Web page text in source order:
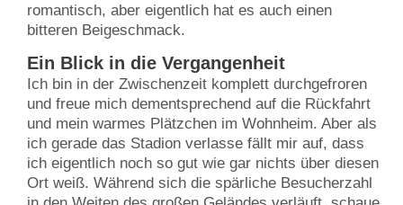
romantisch, aber eigentlich hat es auch einen
bitteren Beigeschmack.
Ein Blick in die Vergangenheit
Ich bin in der Zwischenzeit komplett durchgefroren
und freue mich dementsprechend auf die Rückfahrt
und mein warmes Plätzchen im Wohnheim. Aber als
ich gerade das Stadion verlasse fällt mir auf, dass
ich eigentlich noch so gut wie gar nichts über diesen
Ort weiß. Während sich die spärliche Besucherzahl